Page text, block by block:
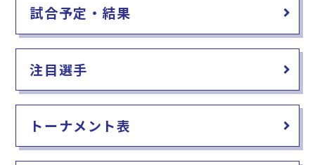
試合予定・結果
注目選手
トーナメント表